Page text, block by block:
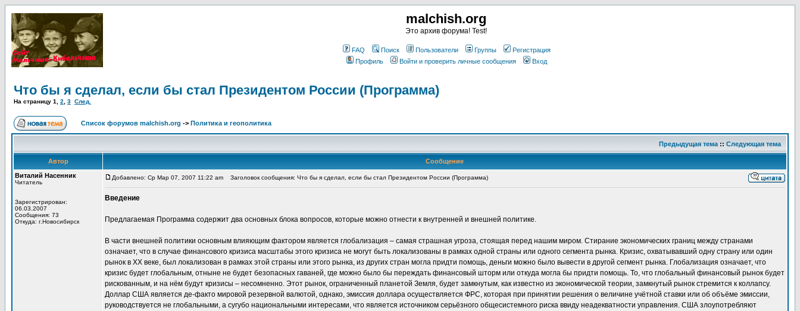
malchish.org
Это архив форума! Test!
FAQ Поиск Пользователи Группы
Регистрация
Профиль
Войти и проверить личные сообщения Вход
Что бы я сделал, если бы стал Президентом России (Программа)
На страницу 1 2 3 След.
Список форумов malchish.org -> Политика и геополитика
Предыдущая тема :: Следующая тема
Автор
Сообщение
Виталий Насенник
Читатель
Зарегистрирован:
06.03.2007
Сообщения: 73
Откуда: г.Новосибирск
Добавлено: Ср Мар 07, 2007 11:22 am Заголовок сообщения: Что бы я сделал, если бы стал Президентом России (Программа)
Введение
Предлагаемая Программа содержит два основных блока вопросов, которые можно отнести к внутренней и внешней политике.
В части внешней политики основным влияющим фактором является глобализация – самая страшная угроза, стоящая перед нашим миром. Стирание экономических границ между странами
означает, что в случае финансового кризиса масштабы этого кризиса не могут быть локализованы в рамках одной страны или одного сегмента рынка. Кризис, охватывавший одну страну или один
рынок в XX веке, был локализован в рамках этой страны или этого рынка, из других стран могла придти помощь, деньги можно было вывести в другой сегмент рынка. Глобализация означает, что
кризис будет глобальным, отныне не будет безопасных гаваней, где можно было бы переждать финансовый шторм или откуда могла бы придти помощь. То, что глобальный финансовый рынок будет
рискованным, и на нём будут кризисы – несомненно. Этот рынок, ограниченный планетой Земля, будет замкнутым, как известно из экономической теории, замкнутый рынок стремится к коллапсу.
Доллар США является де-факто мировой резервной валютой, однако, эмиссия доллара осуществляется ФРС, которая при принятии решения о величине учётной ставки или об объёме эмиссии,
руководствуется не глобальными, а сугубо национальными интересами, что является источником серьёзного общесистемного риска ввиду неадекватности управления. США злоупотребляют